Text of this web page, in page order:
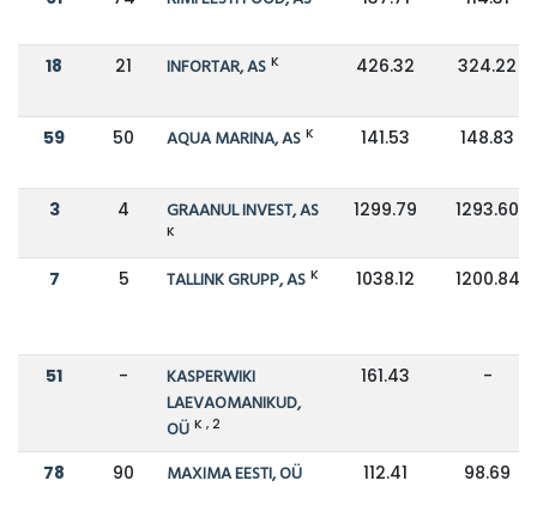
18 21 INFORTAR, AS K 426.32 324.22
59 50 AQUA MARINA, AS K 141.53 148.83
3 4 GRAANUL INVEST, AS
K
1299.79 1293.60
7 5 TALLINK GRUPP, AS K 1038.12 1200.84
51 -
KASPERWIKI
LAEVAOMANIKUD,
OÜ K , 2
161.43 -
78 90 MAXIMA EESTI, OÜ 112.41 98.69